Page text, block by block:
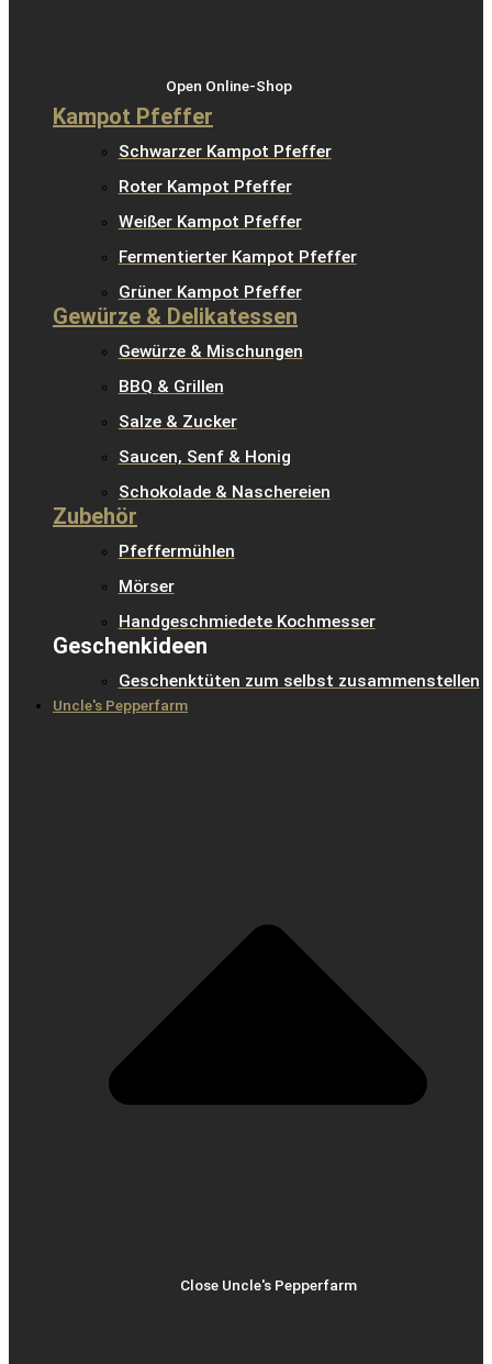
Open Online-Shop
Kampot Pfeffer
Schwarzer Kampot Pfeffer
Roter Kampot Pfeffer
Weißer Kampot Pfeffer
Fermentierter Kampot Pfeffer
Grüner Kampot Pfeffer
Gewürze & Delikatessen
Gewürze & Mischungen
BBQ & Grillen
Salze & Zucker
Saucen, Senf & Honig
Schokolade & Naschereien
Zubehör
Pfeffermühlen
Mörser
Handgeschmiedete Kochmesser
Geschenkideen
Geschenktüten zum selbst zusammenstellen
Uncle's Pepperfarm
Close Uncle's Pepperfarm